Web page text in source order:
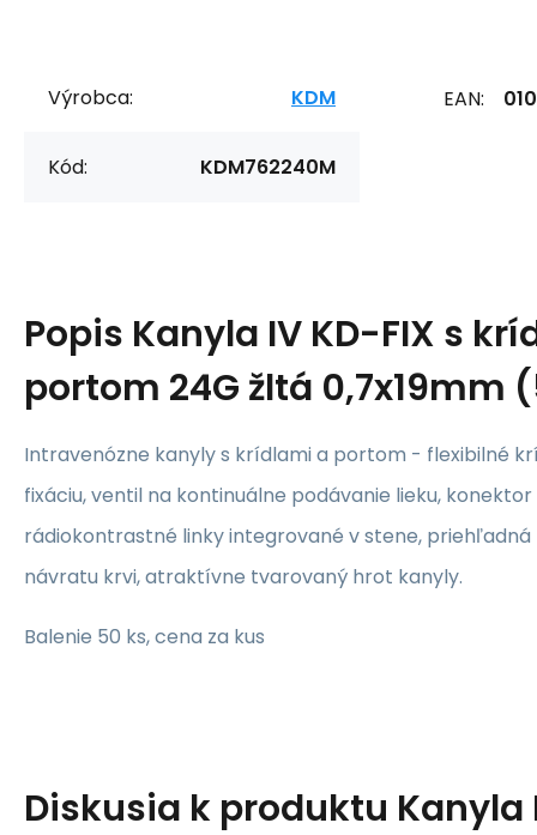
Výrobca: KDM
Kód: KDM762240M
EAN:
Popis Kanyla IV KD-FIX s
portom 24G žltá 0,7x19mm
Intravenózne kanyly s krídlami a portom - flexibilné
fixáciu, ventil na kontinuálne podávanie lieku,
rádiokontrastné linky integrované v stene,
návratu krvi, atraktívne tvarovaný hrot kanyly.
Balenie 50 ks, cena za kus
Diskusia k produktu Kanyla